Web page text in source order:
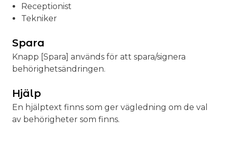
Receptionist
Tekniker
Spara
Knapp [Spara] används för att spara/signera
behörighetsändringen.
Hjälp
En hjälptext finns som ger vägledning om de val
av behörigheter som finns.